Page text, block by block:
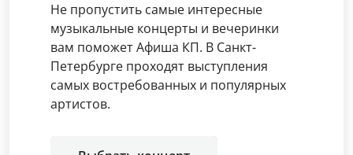
Не пропустить самые интересные
музыкальные концерты и вечеринки
вам поможет Афиша КП. В Санкт-
Петербурге проходят выступления
самых востребованных и популярных
артистов.